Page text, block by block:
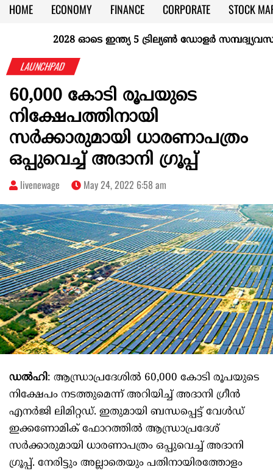
HOME ECONOMY FINANCE CORPORATE
STOCK
KERALA @70
2028 ഓടെ ഇന്ത്യ 5 ട്രില്യണ്‍ ഡോളര്‍
LAUNCHPAD
60,000 കോടി രൂപയുടെ
നിക്ഷേപത്തിനായി
സർക്കാരുമായി ധാരണാപത്രം
ഒപ്പുവെച്ച് അദാനി ഗ്രൂപ്പ്
livenewage May 24, 2022 6:58 am
ഡൽഹി: ആന്ധ്രാപ്രദേശിൽ 60,000 കോടി രൂപയുടെ
നിക്ഷേപം നടത്തുമെന്ന് അറിയിച്ച് അദാനി ഗ്രീൻ
എനർജി ലിമിറ്റഡ്. ഇതുമായി ബന്ധപ്പെട്ട് വേൾഡ്
ഇക്കണോമിക് ഫോറത്തിൽ ആന്ധ്രാപ്രദേശ്
സർക്കാരുമായി ധാരണാപത്രം ഒപ്പുവെച്ച് അദാനി
ഗ്രൂപ്പ്. നേരിട്ടും അല്ലാതെയും പതിനായിരത്തോളം